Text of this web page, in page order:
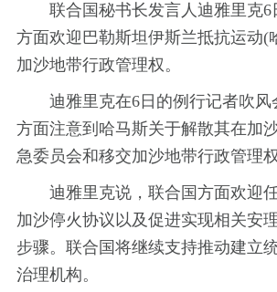
联合国秘书长发言人迪雅里克6
方面欢迎巴勒斯坦伊斯兰抵抗运动(
加沙地带行政管理权。
迪雅里克在6日的例行记者吹风
方面注意到哈马斯关于解散其在加
急委员会和移交加沙地带行政管理
迪雅里克说，联合国方面欢迎
加沙停火协议以及促进实现相关安
步骤。联合国将继续支持推动建立
治理机构。